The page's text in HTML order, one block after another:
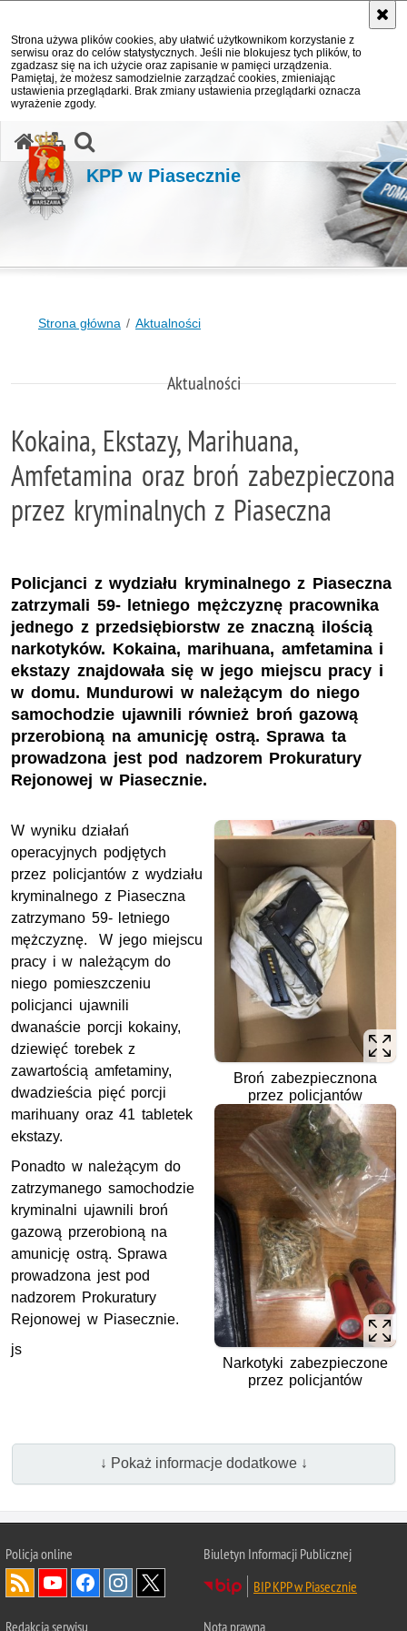
Strona używa plików cookies, aby ułatwić użytkownikom korzystanie z
serwisu oraz do celów statystycznych. Jeśli nie blokujesz tych plików, to
zgadzasz się na ich użycie oraz zapisanie w pamięci urządzenia.
Pamiętaj, że możesz samodzielnie zarządzać cookies, zmieniając
ustawienia przeglądarki. Brak zmiany ustawienia przeglądarki oznacza
wyrażenie zgody.
KPP w Piasecznie
Strona główna Aktualności
Aktualności
Kokaina, Ekstazy, Marihuana,
Amfetamina oraz broń zabezpieczona
przez kryminalnych z Piaseczna
Policjanci z wydziału kryminalnego z Piaseczna
zatrzymali 59- letniego mężczyznę pracownika
jednego z przedsiębiorstw ze znaczną ilością
narkotyków. Kokaina, marihuana, amfetamina i
ekstazy znajdowała się w jego miejscu pracy i
w domu. Mundurowi w należącym do niego
samochodzie ujawnili również broń gazową
przerobioną na amunicję ostrą. Sprawa ta
prowadzona jest pod nadzorem Prokuratury
Rejonowej w Piasecznie.
Broń zabezpiecznona
przez policjantów
Narkotyki zabezpieczone
przez policjantów
W wyniku działań
operacyjnych podjętych
przez policjantów z wydziału
kryminalnego z Piaseczna
zatrzymano 59- letniego
mężczyznę. W jego miejscu
pracy i w należącym do
niego pomieszczeniu
policjanci ujawnili
dwanaście porcji kokainy,
dziewięć torebek z
zawartością amfetaminy,
dwadzieścia pięć porcji
marihuany oraz 41 tabletek
ekstazy.
Ponadto w należącym do
zatrzymanego samochodzie
kryminalni ujawnili broń
gazową przerobioną na
amunicję ostrą. Sprawa
prowadzona jest pod
nadzorem Prokuratury
Rejonowej w Piasecznie.
js
↓ Pokaż informacje dodatkowe ↓
Policja online
Biuletyn Informacji Publicznej
BIP KPP w Piasecznie
Redakcja serwisu Nota prawna